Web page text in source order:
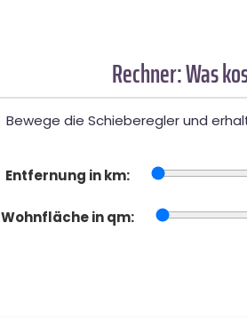
Rechner: Was
Bewege die Schieberegler und
Entfernung in km:
Wohnfläche in qm: